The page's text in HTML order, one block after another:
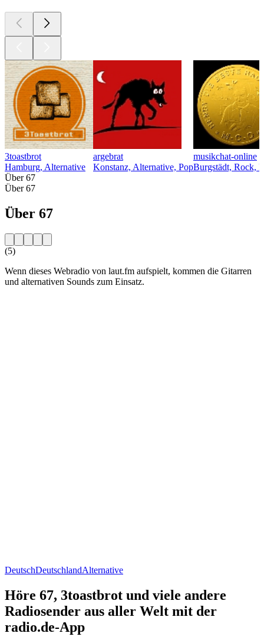
3toastbrot
Hamburg, Alternative
argebrat
Konstanz, Alternative, Pop
musikchat-online
Burgstädt, Rock,
Über 67
Über 67
Über 67
(5)
Wenn dieses Webradio von laut.fm aufspielt, kommen die Gitarren
und alternativen Sounds zum Einsatz.
DeutschDeutschlandAlternative
Höre 67, 3toastbrot und viele andere
Radiosender aus aller Welt mit der
radio.de-App